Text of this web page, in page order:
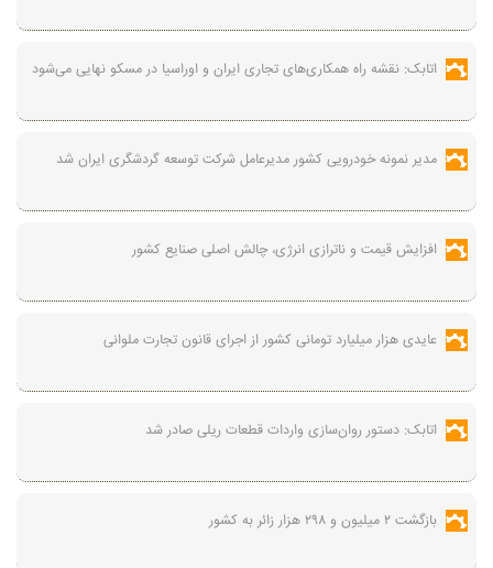
اتابک: نقشه راه همکاری‌های تجاری ایران و اوراسیا در مسکو نهایی می‌شود
مدیر نمونه خودرویی کشور مدیرعامل شرکت توسعه گردشگری ایران شد
افزایش قیمت و ناترازی انرژی، چالش اصلی صنایع کشور
عایدی هزار میلیارد تومانی کشور از اجرای قانون تجارت ملوانی
اتابک: دستور روان‌سازی واردات قطعات ریلی صادر شد
بازگشت ۲ میلیون و ۲۹۸ هزار زائر به کشور